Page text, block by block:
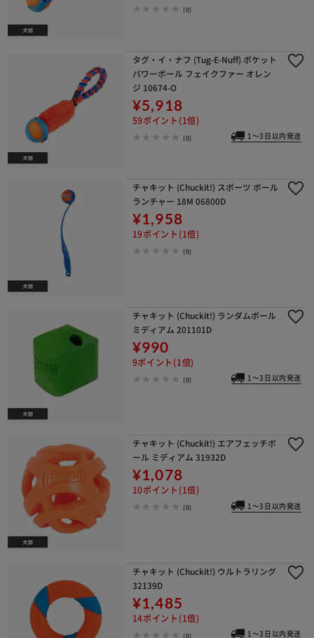
(0)
タグ・イ・ナフ (Tug-E-Nuff) ポケット
パワーボール フェイクファー オレン
ジ 10674-O
¥5,918
59ポイント(1倍)
(0) 1～3日以内発送
チャキット (Chuckit!) スポーツ ボール
ランチャー 18M 06800D
¥1,958
19ポイント(1倍)
(0)
チャキット (Chuckit!) ランダムボール
ミディアム 201101D
¥990
9ポイント(1倍)
(0) 1～3日以内発送
チャキット (Chuckit!) エアフェッチボ
ール ミディアム 31932D
¥1,078
10ポイント(1倍)
(0) 1～3日以内発送
チャキット (Chuckit!) ウルトラリング
32139D
¥1,485
14ポイント(1倍)
(0) 1～3日以内発送